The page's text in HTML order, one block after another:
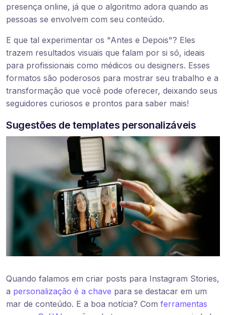
presença online, já que o algoritmo adora quando as
pessoas se envolvem com seu conteúdo.
E que tal experimentar os "Antes e Depois"? Eles
trazem resultados visuais que falam por si só, ideais
para profissionais como médicos ou designers. Esses
formatos são poderosos para mostrar seu trabalho e a
transformação que você pode oferecer, deixando seus
seguidores curiosos e prontos para saber mais!
Sugestões de templates personalizáveis
Quando falamos em criar posts para Instagram Stories,
a personalização é a chave para se destacar em um
mar de conteúdo. E a boa notícia? Com ferramentas